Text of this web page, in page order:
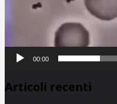
00:00
Articoli recenti